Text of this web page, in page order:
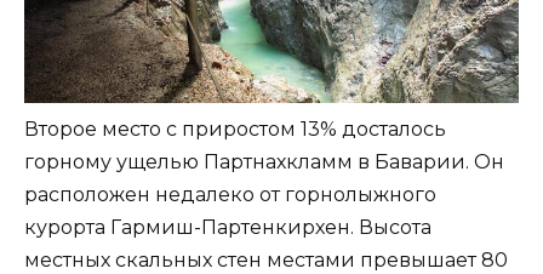
Второе место с приростом 13% досталось
горному ущелью Партнахкламм в Баварии. Он
расположен недалеко от горнолыжного
курорта Гармиш-Партенкирхен. Высота
местных скальных стен местами превышает 80